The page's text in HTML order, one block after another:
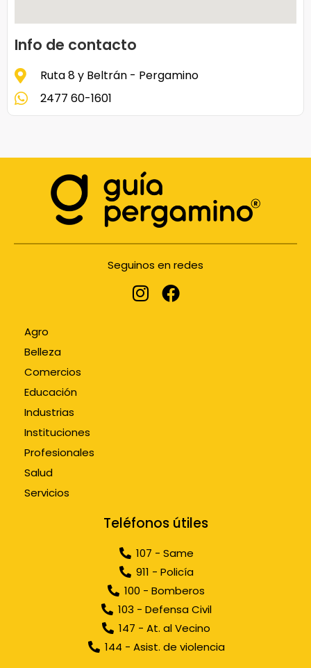
Info de contacto
Ruta 8 y Beltrán - Pergamino
2477 60-1601
Seguinos en redes
Agro
Belleza
Comercios
Educación
Industrias
Instituciones
Profesionales
Salud
Servicios
Teléfonos útiles
107 - Same
911 - Policía
100 - Bomberos
103 - Defensa Civil
147 - At. al Vecino
144 - Asist. de violencia